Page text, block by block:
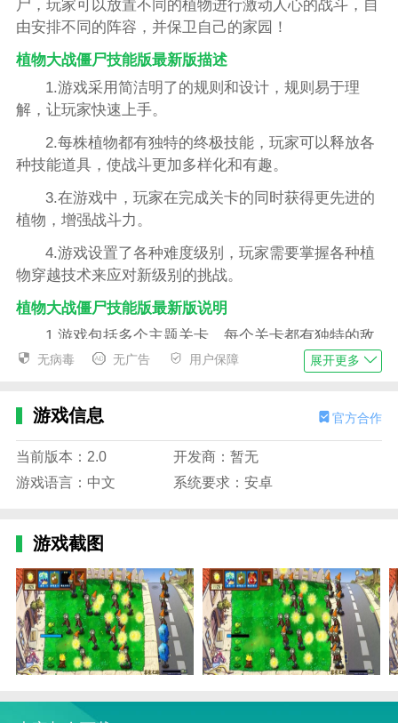
尸，玩家可以放置不同的植物进行激动人心的战斗，自
由安排不同的阵容，并保卫自己的家园！
植物大战僵尸技能版最新版描述
1.游戏采用简洁明了的规则和设计，规则易于理
解，让玩家快速上手。
2.每株植物都有独特的终极技能，玩家可以释放各
种技能道具，使战斗更加多样化和有趣。
3.在游戏中，玩家在完成关卡的同时获得更先进的
植物，增强战斗力。
4.游戏设置了各种难度级别，玩家需要掌握各种植
物穿越技术来应对新级别的挑战。
植物大战僵尸技能版最新版说明
1.游戏包括多个主题关卡，每个关卡都有独特的敌
人和植物，让玩家体验各种关卡。
由选择不同的困难级别，以达到最佳的放松效果。
3.在游戏中遇到困难的用户可以随时点击指南。在
游戏过程中，玩家需要快速收集大量的阳光。
植物大战僵尸技能版最新版内容
1.游戏中有很多卡牌技能，玩家只要做出合理的选
择，就可以随时快速强化植物，形成超强阵型。
2.僵尸数量众多，且其力量尚可。他们还需要快速
收集足够的阳光，否则很容易无法通过水平。
消灭僵尸，才能完美通过关卡。
无病毒 无广告 用户保障 展开更多
游戏信息 官方合作
当前版本：2.0
开发商：暂无
游戏语言：中文
系统要求：安卓
游戏截图